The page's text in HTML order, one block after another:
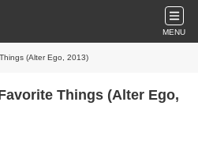
MENU
(Alter Ego, 2013)
Things (Alter Ego,